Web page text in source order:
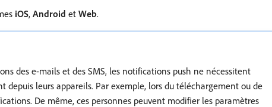
iOS, Android et Web.
des e-mails et des SMS, les notifications push ne nécessitent
leurs appareils. Par exemple, lors du téléchargement ou de
De même, ces personnes peuvent modifier les paramètres